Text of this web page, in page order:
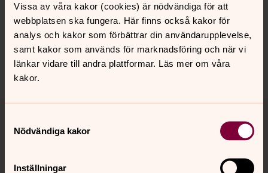
Vissa av våra kakor (cookies) är nödvändiga för att
webbplatsen ska fungera. Här finns också kakor för
analys och kakor som förbättrar din användarupplevelse,
samt kakor som används för marknadsföring och när vi
länkar vidare till andra plattformar. Läs mer om våra
kakor.
Nödvändiga kakor
Inställningar
Synpunkter eller frågor på sidans
innehåll?
norrkoping@svenskakyrkan.se
Dela
Tillbaka till toppen
Tillbaka till innehållet
Kontakt